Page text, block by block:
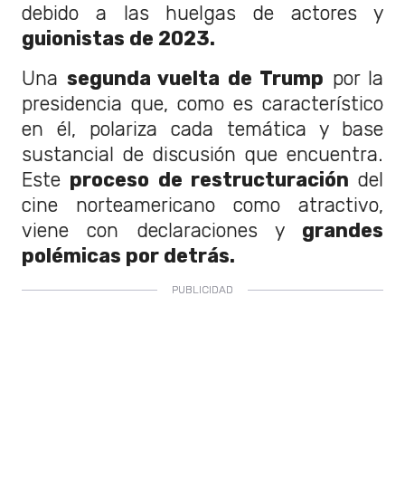
debido a las huelgas de actores y
guionistas de 2023.
Una segunda vuelta de Trump por la
presidencia que, como es característico
en él, polariza cada temática y base
sustancial de discusión que encuentra.
Este proceso de restructuración del
cine norteamericano como atractivo,
viene con declaraciones y grandes
polémicas por detrás.